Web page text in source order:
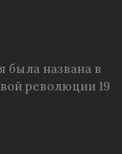
была названа в
революции 19